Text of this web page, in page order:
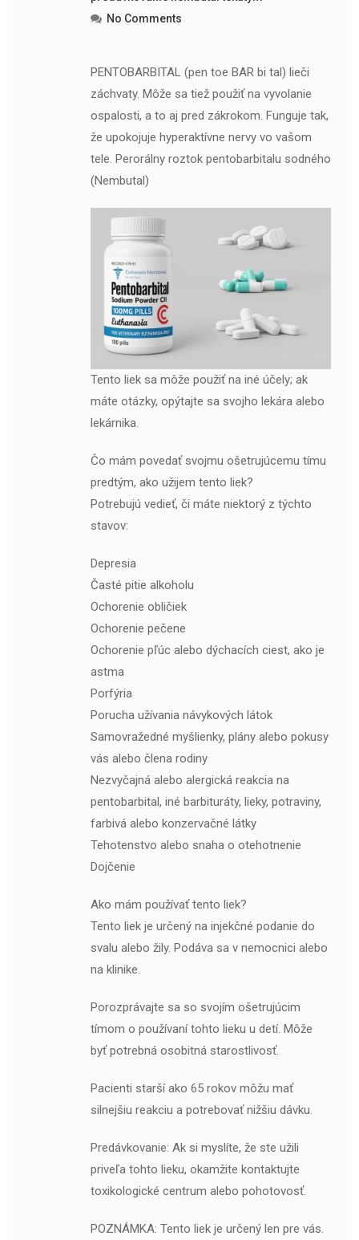
No Comments
PENTOBARBITAL (pen toe BAR bi tal) lieči
záchvaty. Môže sa tiež použiť na vyvolanie
ospalosti, a to aj pred zákrokom. Funguje tak,
že upokojuje hyperaktívne nervy vo vašom
tele. Perorálny roztok pentobarbitalu sodného
(Nembutal)
Tento liek sa môže použiť na iné účely; ak
máte otázky, opýtajte sa svojho lekára alebo
lekárnika.
Čo mám povedať svojmu ošetrujúcemu tímu
predtým, ako užijem tento liek?
Potrebujú vedieť, či máte niektorý z týchto
stavov:
Depresia
Časté pitie alkoholu
Ochorenie obličiek
Ochorenie pečene
Ochorenie pľúc alebo dýchacích ciest, ako je
astma
Porfýria
Porucha užívania návykových látok
Samovražedné myšlienky, plány alebo pokusy
vás alebo člena rodiny
Nezvyčajná alebo alergická reakcia na
pentobarbital, iné barbituráty, lieky, potraviny,
farbivá alebo konzervačné látky
Tehotenstvo alebo snaha o otehotnenie
Dojčenie
Ako mám používať tento liek?
Tento liek je určený na injekčné podanie do
svalu alebo žily. Podáva sa v nemocnici alebo
na klinike.
Porozprávajte sa so svojím ošetrujúcim
tímom o používaní tohto lieku u detí. Môže
byť potrebná osobitná starostlivosť.
Pacienti starší ako 65 rokov môžu mať
silnejšiu reakciu a potrebovať nižšiu dávku.
Predávkovanie: Ak si myslíte, že ste užili
priveľa tohto lieku, okamžite kontaktujte
toxikologické centrum alebo pohotovosť.
POZNÁMKA: Tento liek je určený len pre vás.